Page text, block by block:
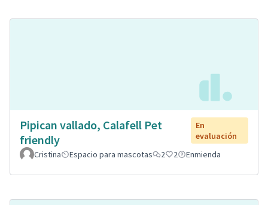
Pipican vallado, Calafell Pet
friendly
En
evaluación
Cristina
Espacio para mascotas 2 2 Enmienda